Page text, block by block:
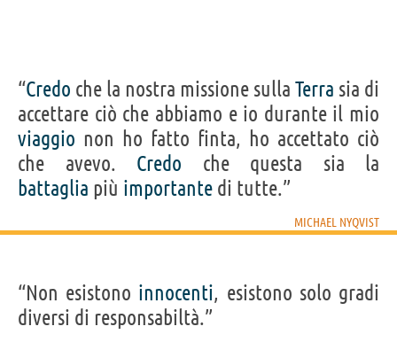
“Credo che la nostra missione sulla Terra sia di
accettare ciò che abbiamo e io durante il mio
viaggio non ho fatto finta, ho accettato ciò
che avevo. Credo che questa sia la
battaglia più importante di tutte.”
MICHAEL NYQVIST
“Non esistono innocenti, esistono solo gradi
diversi di responsabiltà.”